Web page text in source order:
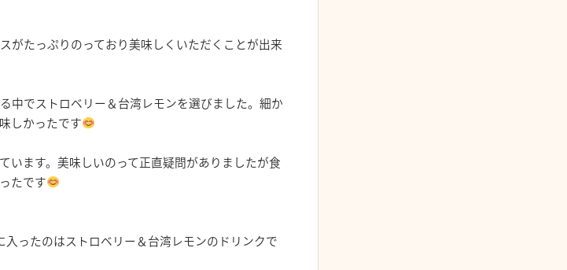
がたっぷりのっており美味しくいただくことが出来
中でストロベリー＆台湾レモンを選びました。細か
しかったです
います。美味しいのって正直疑問がありましたが食
たです
入ったのはストロベリー＆台湾レモンのドリンクで